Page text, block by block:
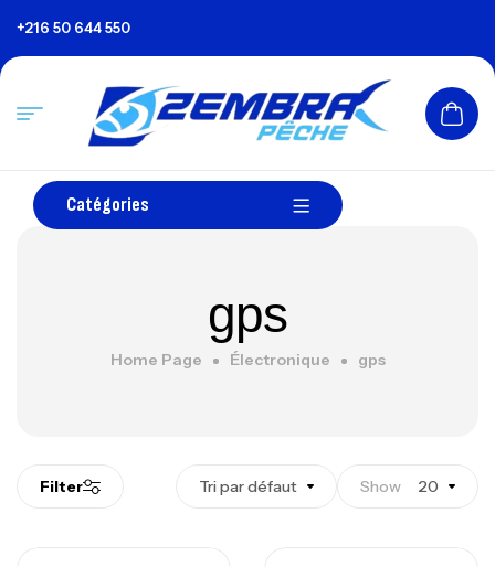
+216 50 644 550
Catégories
gps
Home Page Électronique gps
Filter Tri par défaut Show 20